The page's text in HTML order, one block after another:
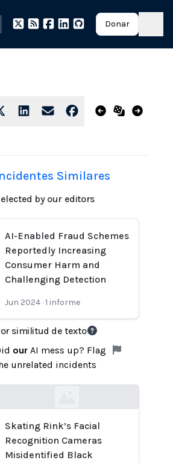
Donar
Similares
by our editors
AI-Enabled Fraud Schemes
Reportedly Increasing
Consumer Harm and
Challenging Detection
Jun 2024 ·1 informe
similitud de texto
our AI mess up? Flag
unrelated incidents
Skating Rink’s Facial
Recognition Cameras
Misidentified Black